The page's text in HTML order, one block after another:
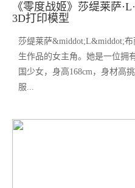
《零度战姬》莎缇莱萨
3D打印模型
莎缇莱萨&middot;L&middot;
生作品的女主角。她是一位拥
国少女，身高168cm，身材高
服...